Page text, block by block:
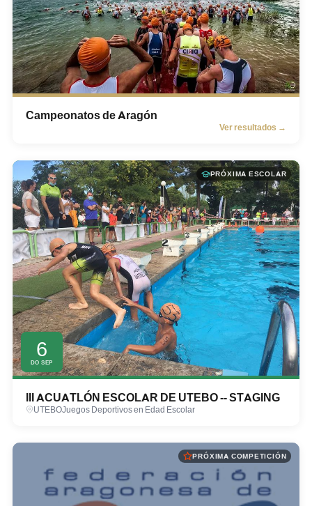
Ver resultados →
Campeonatos de Aragón
Ver resultados →
6
DO SEP
PRÓXIMA ESCOLAR
III ACUATLÓN ESCOLAR DE UTEBO -- STAGING
UTEBOJuegos Deportivos en Edad Escolar
PRÓXIMA COMPETICIÓN